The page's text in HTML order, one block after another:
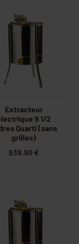
Extracteur
9 1/2
Quarti (sans
grilles)
939,90 €